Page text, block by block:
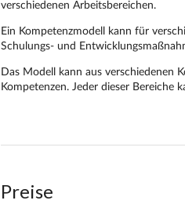
Preise